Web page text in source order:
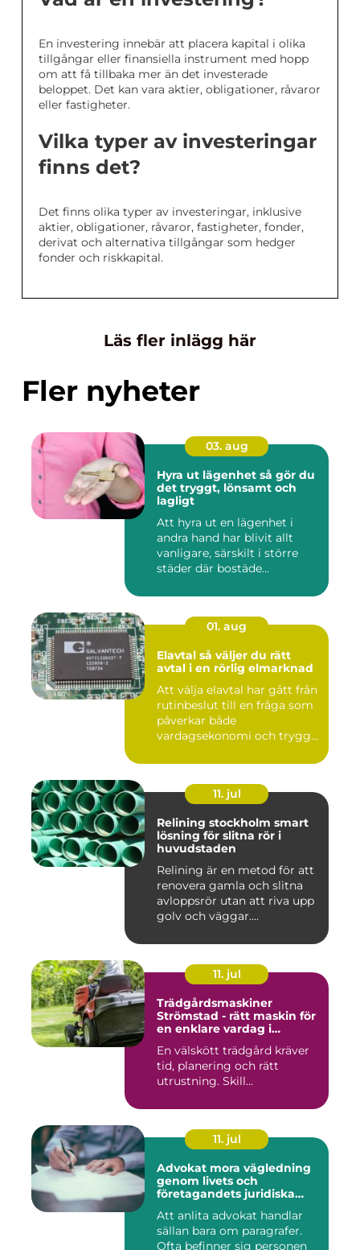
En investering innebär att placera kapital i olika
tillgångar eller finansiella instrument med hopp
om att få tillbaka mer än det investerade
beloppet. Det kan vara aktier, obligationer, råvaror
eller fastigheter.
Vilka typer av investeringar
finns det?
Det finns olika typer av investeringar, inklusive
aktier, obligationer, råvaror, fastigheter, fonder,
derivat och alternativa tillgångar som hedger
fonder och riskkapital.
Läs fler inlägg här
Fler nyheter
03. aug
Hyra ut lägenhet så gör du
det tryggt, lönsamt och
lagligt
Att hyra ut en lägenhet i
andra hand har blivit allt
vanligare, särskilt i större
städer där bostäde...
01. aug
Elavtal så väljer du rätt
avtal i en rörlig elmarknad
Att välja elavtal har gått från
rutinbeslut till en fråga som
påverkar både
vardagsekonomi och trygg...
11. jul
Relining stockholm smart
lösning för slitna rör i
huvudstaden
Relining är en metod för att
renovera gamla och slitna
avloppsrör utan att riva upp
golv och väggar....
11. jul
Trädgårdsmaskiner
Strömstad - rätt maskin för
en enklare vardag i
En välskött trädgård kräver
tid, planering och rätt
utrustning. Skill...
11. jul
Advokat mora vägledning
genom livets och
företagandets juridiska
Att anlita advokat handlar
sällan bara om paragrafer.
Ofta befinner sig personen